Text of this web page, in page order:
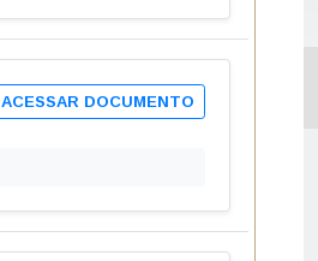
ACESSAR DOCUMENTO